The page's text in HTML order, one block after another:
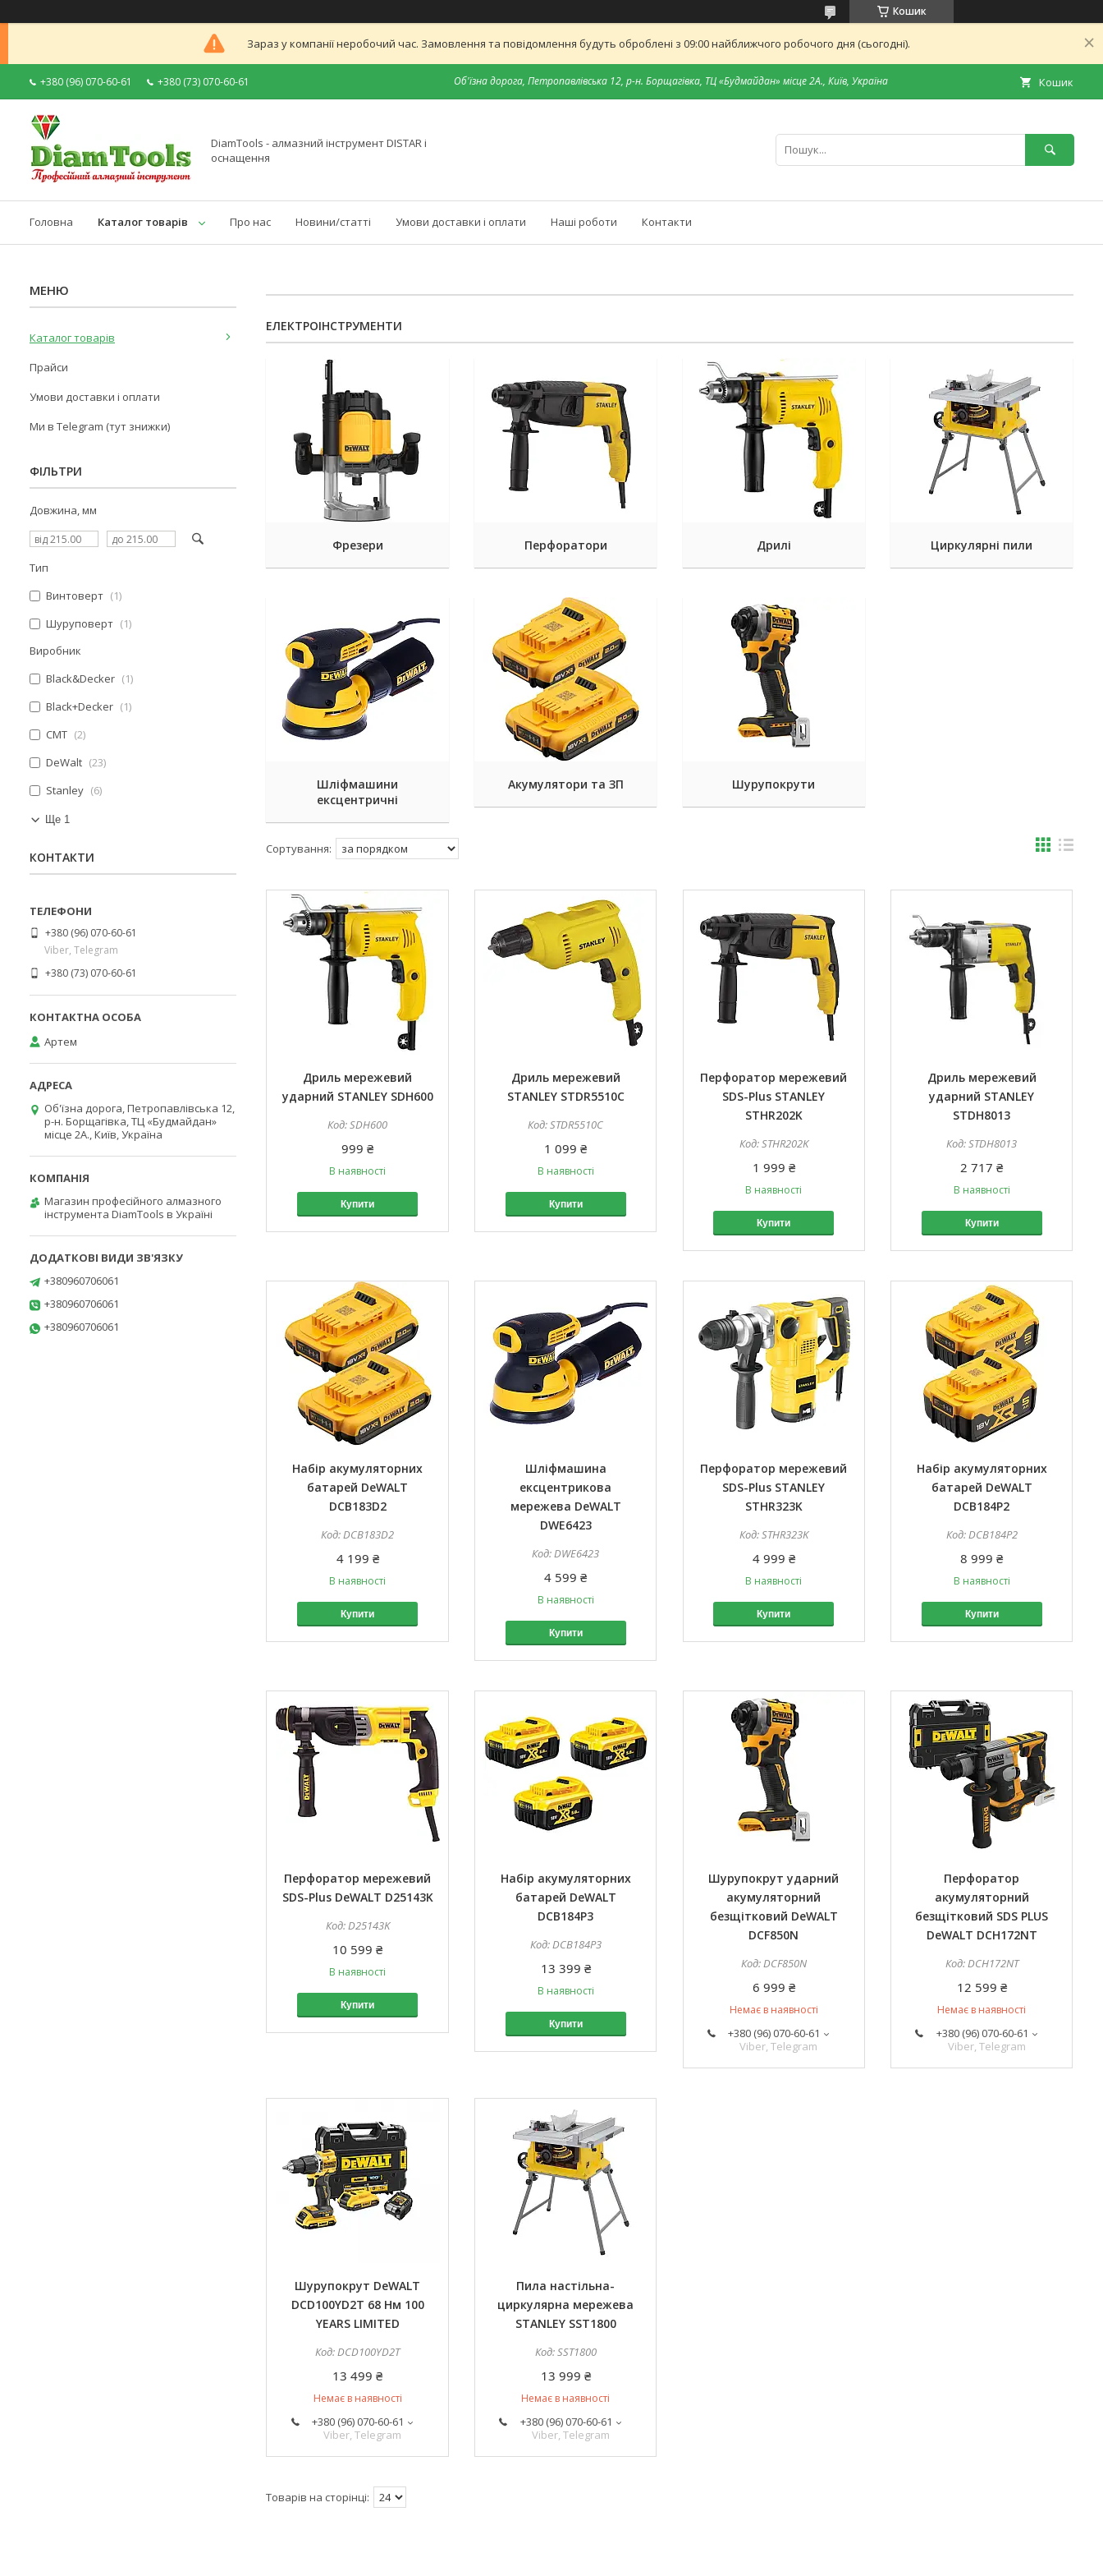
Кошик
Зараз у компанії неробочий час. Замовлення та повідомлення будуть оброблені з 09:00 найближчого робочого дня (сьогодні).
+380 (96) 070-60-61 +380 (73) 070-60-61 Об'їзна дорога, Петропавлівська 12, р-н. Борщагівка, ТЦ «Будмайдан» місце 2А., Київ, Україна Кошик
DiamTools - алмазний інструмент DISTAR і
оснащення
Головна Каталог товарів Про нас Новини/статті Умови доставки і оплати Наші роботи Контакти
ЕЛЕКТРОІНСТРУМЕНТИ
Фрезери Перфоратори Дрилі Циркулярні пили
Шліфмашини
ексцентричні
Акумулятори та ЗП Шурупокрути
Дриль мережевий
ударний STANLEY SDH600
SDH600
999 ₴
В наявності
Купити
Дриль мережевий
STANLEY STDR5510C
STDR5510C
1 099 ₴
В наявності
Купити
Перфоратор мережевий
SDS-Plus STANLEY
STHR202K
STHR202K
1 999 ₴
В наявності
Купити
Дриль мережевий
ударний STANLEY
STDH8013
STDH8013
2 717 ₴
В наявності
Купити
Набір акумуляторних
батарей DeWALT
DCB183D2
DCB183D2
4 199 ₴
В наявності
Купити
Шліфмашина
ексцентрикова
мережева DeWALT
DWE6423
DWE6423
4 599 ₴
В наявності
Купити
Перфоратор мережевий
SDS-Plus STANLEY
STHR323K
STHR323K
4 999 ₴
В наявності
Купити
Набір акумуляторних
батарей DeWALT
DCB184P2
DCB184P2
8 999 ₴
В наявності
Купити
Перфоратор мережевий
SDS-Plus DeWALT D25143K
D25143K
10 599 ₴
В наявності
Купити
Набір акумуляторних
батарей DeWALT
DCB184P3
DCB184P3
13 399 ₴
В наявності
Купити
Шурупокрут ударний
акумуляторний
безщітковий DeWALT
DCF850N
DCF850N
6 999 ₴
Немає в наявності
+380 (96) 070-60-61
Viber, Telegram
Перфоратор
акумуляторний
безщітковий SDS PLUS
DeWALT DCH172NT
DCH172NT
12 599 ₴
Немає в наявності
+380 (96) 070-60-61
Viber, Telegram
Шурупокрут DeWALT
DCD100YD2T 68 Нм 100
YEARS LIMITED
DCD100YD2T
13 499 ₴
Немає в наявності
+380 (96) 070-60-61
Viber, Telegram
Пила настільна-
циркулярна мережева
STANLEY SST1800
SST1800
13 999 ₴
Немає в наявності
+380 (96) 070-60-61
Viber, Telegram
Каталог товарів
Прайси
Умови доставки і оплати
Ми в Telegram (тут знижки)
ФІЛЬТРИ
Довжина, мм
Тип
Винтоверт
1
Шуруповерт
1
Виробник
Black&Decker
1
Black+Decker
1
CMT
2
DeWalt
23
Stanley
6
Ще 1
КОНТАКТИ
+380 (96) 070-60-61
Viber, Telegram
+380 (73) 070-60-61
Артем
Об'їзна дорога, Петропавлівська 12,
р-н. Борщагівка, ТЦ «Будмайдан»
місце 2А., Київ, Україна
Магазин професійного алмазного
інструмента DiamTools в Україні
+380960706061
+380960706061
+380960706061